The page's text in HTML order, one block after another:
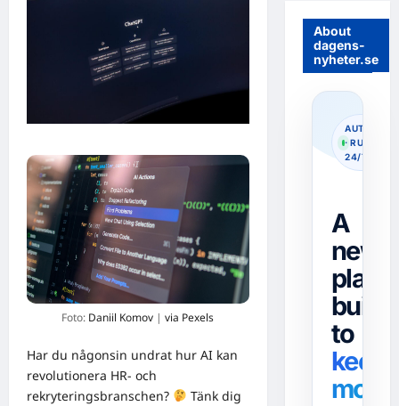
Foto: Daniil Komov |via Pexels
Har du någonsin undrat hur AI kan
revolutionera HR- och
rekryteringsbranschen?
Tänk dig
About
dagens-
nyheter.se
· RUNNING
24/7
A
news
built
to
keep